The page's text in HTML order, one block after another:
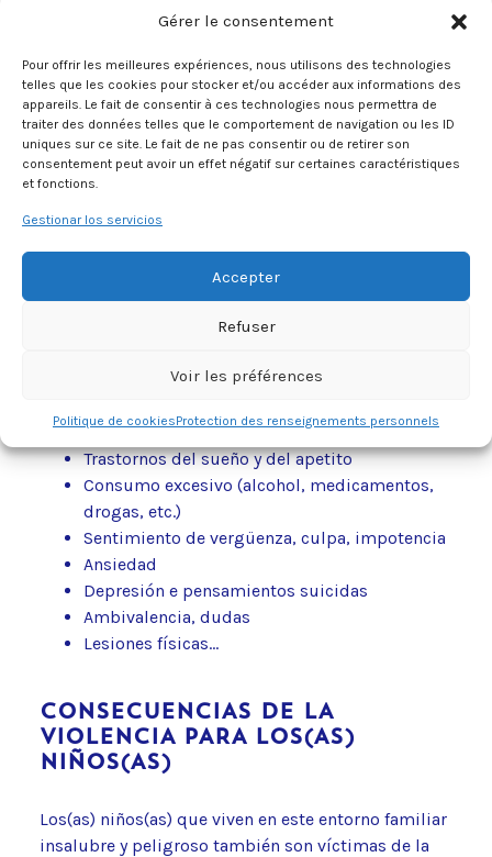
Gérer le consentement
Pour offrir les meilleures expériences, nous utilisons des technologies
telles que les cookies pour stocker et/ou accéder aux informations des
appareils. Le fait de consentir à ces technologies nous permettra de
traiter des données telles que le comportement de navigation ou les ID
uniques sur ce site. Le fait de ne pas consentir ou de retirer son
consentement peut avoir un effet négatif sur certaines caractéristiques
et fonctions.
Gestionar los servicios
Accepter
Refuser
Voir les préférences
Politique de cookiesProtection des renseignements personnels
CONSECUENCIAS DE LA
VIOLENCIA PARA LAS MUJERES
doméstica puede tener efectos devastadores en la
salud psicológica y física de las mujeres que son
Pérdida de autoestima
Disminución de sus redes sociales
Problemas financieros
Trastornos del sueño y del apetito
Consumo excesivo (alcohol, medicamentos,
drogas, etc.)
Sentimiento de vergüenza, culpa, impotencia
Ansiedad
Depresión e pensamientos suicidas
Ambivalencia, dudas
Lesiones físicas…
CONSECUENCIAS DE LA
VIOLENCIA PARA LOS(AS)
NIÑOS(AS)
Los(as) niños(as) que viven en este entorno familiar
insalubre y peligroso también son víctimas de la